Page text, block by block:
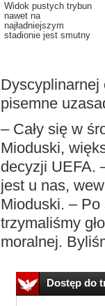
Widok pustych trybun
nawet na
najładniejszym
stadionie jest smutny
Dyscyplinarnej
pisemne
– Cały się w
Mioduski,
decyzji UEFA.
jest u nas,
Mioduski. –
trzymaliśmy
moralnej.
Dostęp do